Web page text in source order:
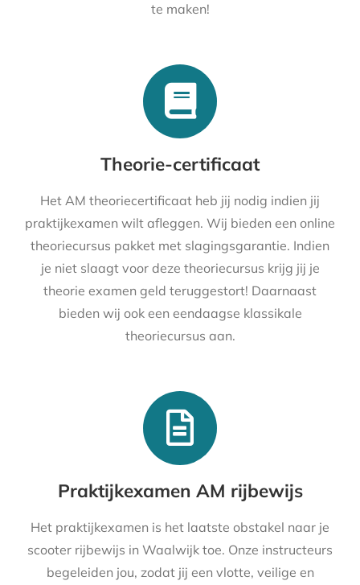
te maken!
Theorie-certificaat
Het AM theoriecertificaat heb jij nodig indien jij
praktijkexamen wilt afleggen. Wij bieden een online
theoriecursus pakket met slagingsgarantie. Indien
je niet slaagt voor deze theoriecursus krijg jij je
theorie examen geld teruggestort! Daarnaast
bieden wij ook een eendaagse klassikale
theoriecursus aan.
Praktijkexamen AM rijbewijs
Het praktijkexamen is het laatste obstakel naar je
scooter rijbewijs in Waalwijk toe. Onze instructeurs
begeleiden jou, zodat jij een vlotte, veilige en